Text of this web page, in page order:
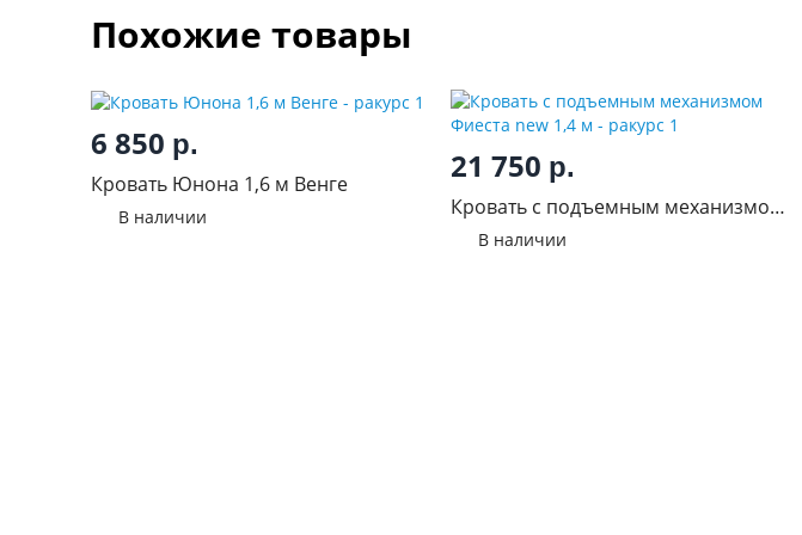
Похожие товары
6 850 р.
Кровать Юнона 1,6 м Венге
В наличии
21 750 р.
Кровать с подъемным механизмом
Фиеста new 1,4 м
В наличии